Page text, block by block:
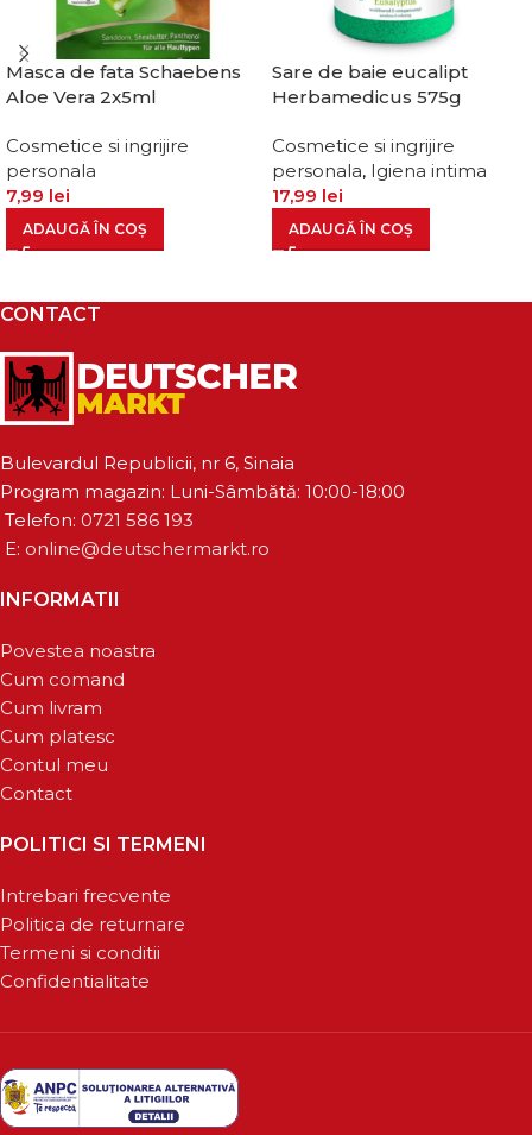
Masca de fata Schaebens
Aloe Vera 2x5ml
Cosmetice si ingrijire
personala
7,99 lei
ADAUGĂ ÎN COȘ
Sare de baie eucalipt
Herbamedicus 575g
Cosmetice si ingrijire
personala, Igiena intima
17,99 lei
ADAUGĂ ÎN COȘ
CONTACT
Bulevardul Republicii, nr 6, Sinaia
Program magazin: Luni-Sâmbătă: 10:00-18:00
Telefon: 0721 586 193
E: online@deutschermarkt.ro
INFORMATII
Povestea noastra
Cum comand
Cum livram
Cum platesc
Contul meu
Contact
POLITICI SI TERMENI
Intrebari frecvente
Politica de returnare
Termeni si conditii
Confidentialitate